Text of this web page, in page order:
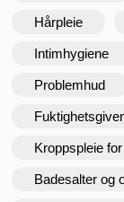
Hårpleie
Intimhygiene
Problemhud
Kroppspleie
Badesalter og